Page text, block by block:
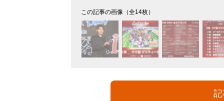
この記事の画像（全14枚）